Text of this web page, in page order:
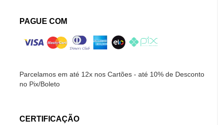
PAGUE COM
Parcelamos em até 12x nos Cartões - até 10% de Desconto
no Pix/Boleto
CERTIFICAÇÃO